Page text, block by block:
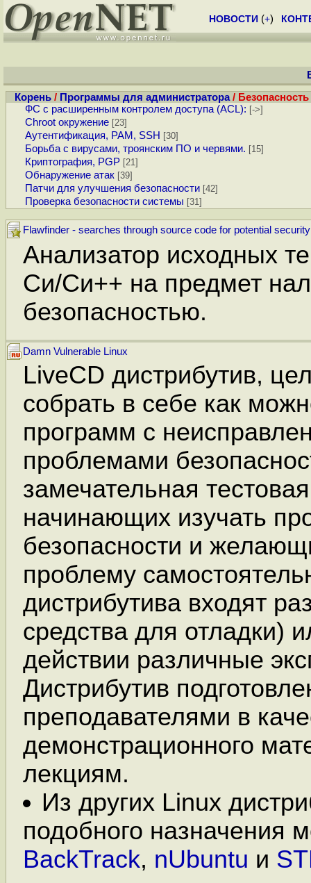
НОВОСТИ (+)
Корень / Программы для администратора/ Безопасность
ФС с расширенным контролем доступа (ACL): [->]
Chroot окружение [23]
Аутентификация, PAM, SSH [30]
Борьба с вирусами, троянским ПО и червями. [15]
Криптография, PGP [21]
Обнаружение атак [39]
Патчи для улучшения безопасности [42]
Проверка безопасности системы [31]
Flawfinder - searches through source code for potential
Анализатор исходных
Си/Си++ на предмет
безопасностью.
Damn Vulnerable Linux
LiveCD дистрибутив,
собрать в себе как
программ с
проблемами
замечательная
начинающих изучать
безопасности и
проблему
дистрибутива входят
средства для отладки)
действии различные
Дистрибутив
преподавателями в
демонстрационного
лекциям.
Из других Linux
подобного назначения
BackTrack, nUbuntu и